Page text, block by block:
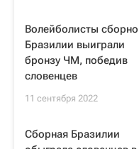
Волейболисты
Бразилии выиграли
бронзу ЧМ, победив
словенцев
11 сентября 2022
Сборная Бразилии